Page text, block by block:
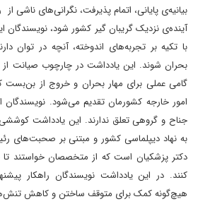
بیانیه‌‌‌ی پایانی، اتمام پذیرفت، نگرانی‌های ناشی
آینده‌ی نزدیک گریبان گیر کشور شود، نویسندگان
با تکیه بر تجربه‌های اندوخته، آنچه در توان
بحران شوند. این یادداشت در چارچوب صیانت از
گامی عملی برای مهار بحران و خروج از بن‌بست
امور خارجه کشورمان تقدیم می‌شود.
جناح و گروهی تعلق ندارند. این یادداشت
به نهاد دیپلماسی کشور و مبتنی بر صحبت‌های
دکتر پزشکیان است که از متخصصان خواستند
کنند. در این یادداشت نویسندگان راهکار
هیچ‌گونه کمک برای متوقف ساختن و کاهش